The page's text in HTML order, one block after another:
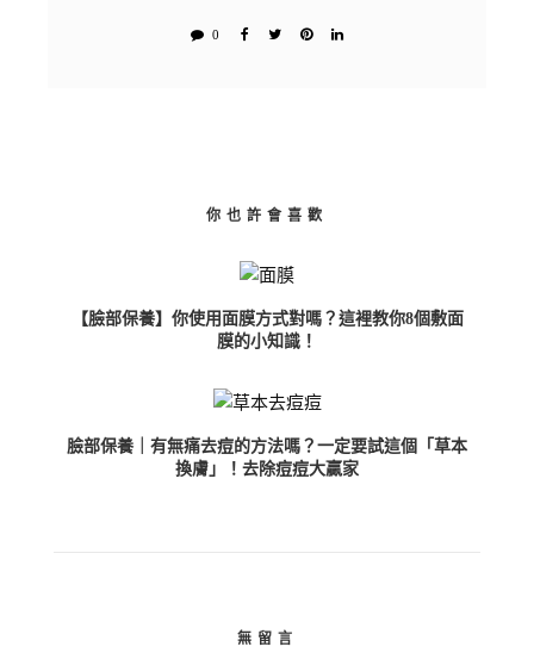
0
你也許會喜歡
【臉部保養】你使用面膜方式對嗎？這裡教你8個敷面
膜的小知識！
臉部保養｜有無痛去痘的方法嗎？一定要試這個「草本
換膚」！去除痘痘大贏家
無留言